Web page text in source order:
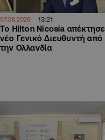
07.08.2026 13:21
Το Hilton Nicosia απέκτησε
νέο Γενικό Διευθυντή από
την Ολλανδία